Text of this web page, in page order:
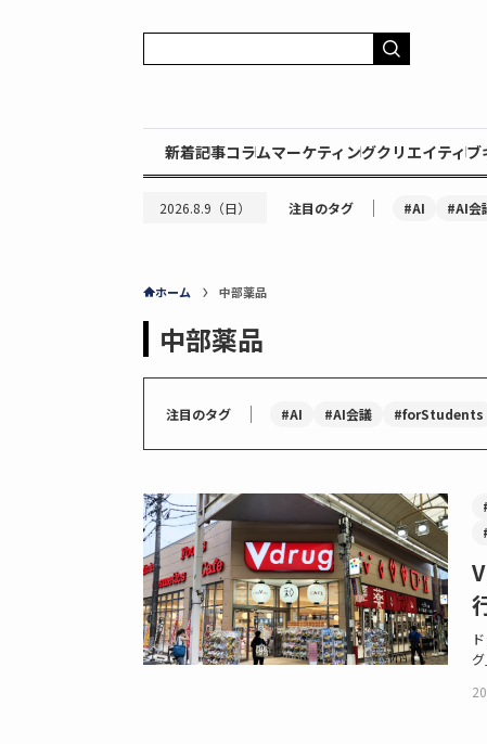
新着記事コラムマーケティングクリエイティブ
2026.8.9（日） 注目のタグ ｜ #AI #AI会
ホーム 中部薬品
中部薬品
注目のタグ ｜ #AI #AI会議 #forStudents